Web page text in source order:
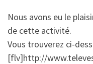
Nous avons eu le
de cette activité.
Vous trouverez ci-
[flv]http://